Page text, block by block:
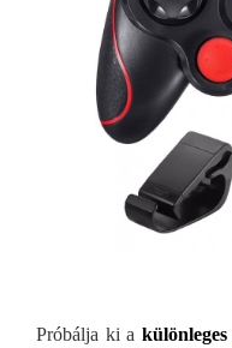
Próbálja ki a különleges